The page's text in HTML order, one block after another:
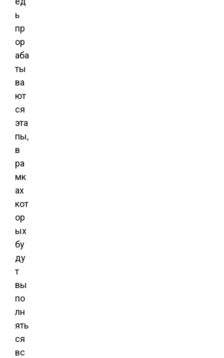
ь
пр
ор
аба
ты
ва
ют
ся
эта
пы,
в
ра
мк
ах
кот
ор
ых
бу
ду
т
вы
по
лн
ять
ся
вс